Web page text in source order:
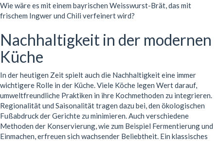
Wie wäre es mit einem bayrischen Weisswurst-Brät, das mit
frischem Ingwer und Chili verfeinert wird?
Nachhaltigkeit in der modernen
Küche
In der heutigen Zeit spielt auch die Nachhaltigkeit eine immer
wichtigere Rolle in der Küche. Viele Köche legen Wert darauf,
umweltfreundliche Praktiken in ihre Kochmethoden zu integrieren.
Regionalität und Saisonalität tragen dazu bei, den ökologischen
Fußabdruck der Gerichte zu minimieren. Auch verschiedene
Methoden der Konservierung, wie zum Beispiel Fermentierung und
Einmachen, erfreuen sich wachsender Beliebtheit. Ein klassisches